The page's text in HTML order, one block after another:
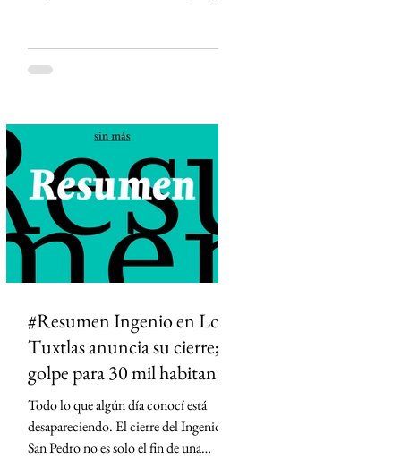
propia ciudad necesita. La pérdida de
suelo de conservación, la urbanización
agua han convertido la lluvia en
amenaza y el agua subterránea en
salvavidas. Hay algo profundamente
extraño en la Ciudad de México. Llueve
#Resumen Ingenio en Los
Tuxtlas anuncia su cierre;
golpe para 30 mil habitantes
Todo lo que algún día conocí está
desapareciendo. El cierre del Ingenio
San Pedro no es solo el fin de una